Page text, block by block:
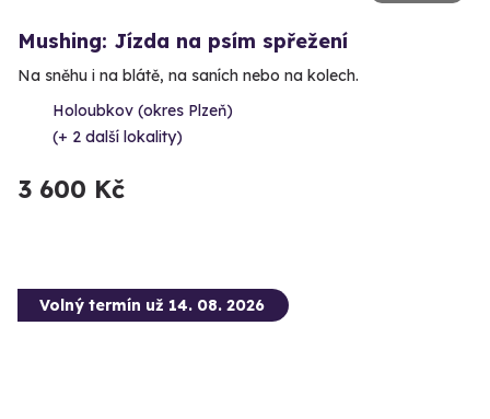
Mushing: Jízda na psím spřežení
Na sněhu i na blátě, na saních nebo na kolech.
Holoubkov (okres Plzeň)
(+ 2 další lokality)
3 600 Kč
Volný termín už 14. 08. 2026